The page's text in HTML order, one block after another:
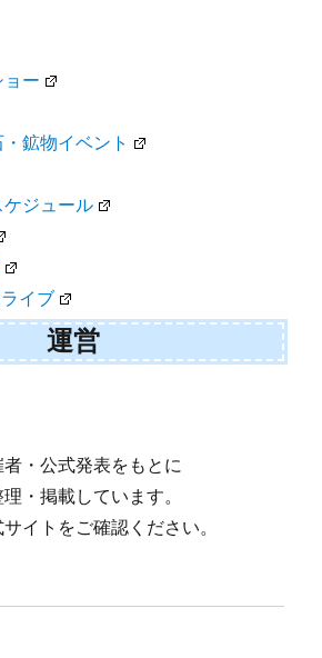
ョー
鉱物イベント
ジュール
イブ
運営
・公式発表をもとに
・掲載しています。
イトをご確認ください。